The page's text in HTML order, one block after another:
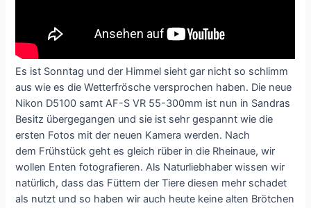
Es ist Sonntag und der Himmel sieht gar nicht so schlimm
aus wie es die Wetterfrösche versprochen haben. Die neue
Nikon D5100 samt AF-S VR 55-300mm ist nun in Sandras
Besitz übergegangen und sie ist sehr gespannt wie die
ersten Fotos mit der neuen Kamera werden. Nach
dem Frühstück geht es gleich rüber in die Rheinaue, wir
wollen Enten fotografieren. Als Naturliebhaber wissen wir
natürlich, dass das Füttern der Tiere diesen mehr schadet
als nutzt und so haben wir auch heute keine alten Brötchen